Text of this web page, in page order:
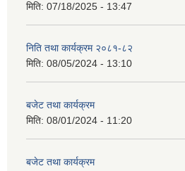
मिति: 07/18/2025 - 13:47
निति तथा कार्यक्रम २०८१-८२
मिति: 08/05/2024 - 13:10
बजेट तथा कार्यक्रम
मिति: 08/01/2024 - 11:20
बजेट तथा कार्यक्रम